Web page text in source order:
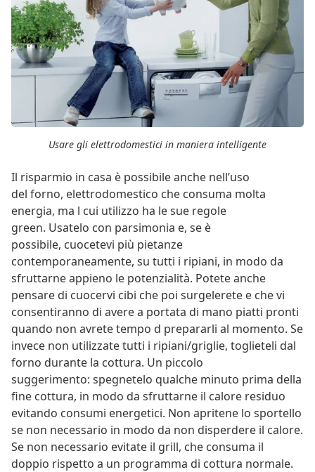
Usare gli elettrodomestici in maniera intelligente
Il risparmio in casa è possibile anche nell’uso
del forno, elettrodomestico che consuma molta
energia, ma l cui utilizzo ha le sue regole
green. Usatelo con parsimonia e, se è
possibile, cuocetevi più pietanze
contemporaneamente, su tutti i ripiani, in modo da
sfruttarne appieno le potenzialità. Potete anche
pensare di cuocervi cibi che poi surgelerete e che vi
consentiranno di avere a portata di mano piatti pronti
quando non avrete tempo d prepararli al momento. Se
invece non utilizzate tutti i ripiani/griglie, toglieteli dal
forno durante la cottura. Un piccolo
suggerimento: spegnetelo qualche minuto prima della
fine cottura, in modo da sfruttarne il calore residuo
evitando consumi energetici. Non apritene lo sportello
se non necessario in modo da non disperdere il calore.
Se non necessario evitate il grill, che consuma il
doppio rispetto a un programma di cottura normale.